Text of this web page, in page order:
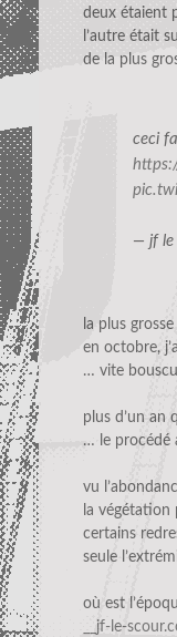
deux étaient
l’autre était
de la plus
ceci
— jf le
la plus
en octobre,
… vite
plus d’un an
… le procédé
vu
la
certains
seule
où est
__jf-le-